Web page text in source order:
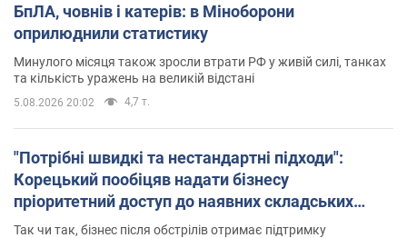
БпЛА, човнів і катерів: в Міноборони
оприлюднили статистику
Минулого місяця також зросли втрати РФ у живій силі, танках
та кількість уражень на великій відстані
5.08.2026 20:02 4,7 т.
"Потрібні швидкі та нестандартні підходи":
Корецький пообіцяв надати бізнесу
пріоритетний доступ до наявних складських
приміщень
Так чи так, бізнес після обстрілів отримає підтримку